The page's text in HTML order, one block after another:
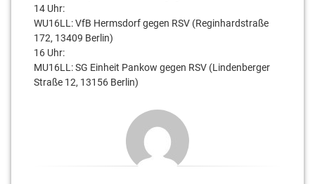
14 Uhr:
WU16LL: VfB Hermsdorf gegen RSV (Reginhardstraße
172, 13409 Berlin)
16 Uhr:
MU16LL: SG Einheit Pankow gegen RSV (Lindenberger
Straße 12, 13156 Berlin)